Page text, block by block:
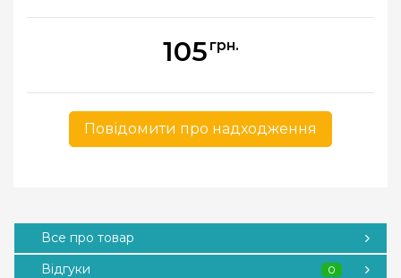
105 грн.
Повідомити про надходження
Все про товар
Відгуки
0